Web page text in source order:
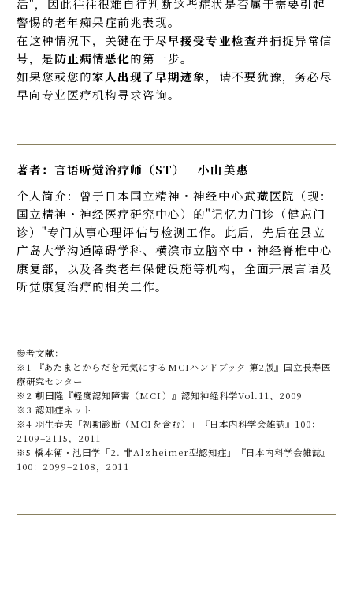
活"，因此往往很难自行判断这些症状是否属于需要引起
警惕的老年痴呆症前兆表现。
在这种情况下，关键在于尽早接受专业检查并捕捉异常信
号，是防止病情恶化的第一步。
如果您或您的家人出现了早期迹象，请不要犹豫，务必尽
早向专业医疗机构寻求咨询。
著者：言语听觉治疗师（ST） 小山美惠
个人简介：曾于日本国立精神・神经中心武藏医院（现：
国立精神・神经医疗研究中心）的"记忆力门诊（健忘门
诊）"专门从事心理评估与检测工作。此后，先后在县立
广岛大学沟通障碍学科、横滨市立脑卒中・神经脊椎中心
康复部，以及各类老年保健设施等机构，全面开展言语及
听觉康复治疗的相关工作。
参考文献：
※1 『あたまとからだを元気にするMCIハンドブック 第2版』国立長寿医
療研究センター
※2 朝田隆『軽度認知障害（MCI）』認知神経科学Vol.11、2009
※3 認知症ネット
※4 羽生春夫「初期診断（MCIを含む）」『日本内科学会雑誌』100：
2109–2115，2011
※5 橋本衛・池田学「2. 非Alzheimer型認知症」『日本内科学会雑誌』
100：2099–2108，2011